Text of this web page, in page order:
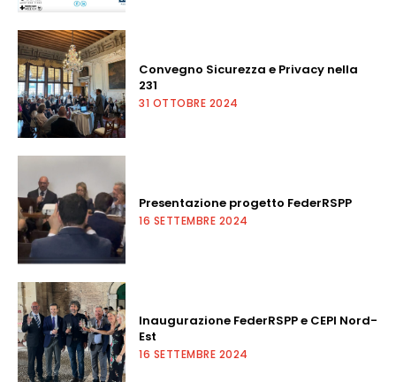
Convegno Sicurezza e Privacy nella
231
31 OTTOBRE 2024
Presentazione progetto FederRSPP
16 SETTEMBRE 2024
Inaugurazione FederRSPP e CEPI Nord-
Est
16 SETTEMBRE 2024